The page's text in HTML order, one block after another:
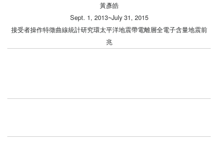
黃彥皓
Sept. 1, 2013~July 31, 2015
接受者操作特徵曲線統計研究環太平洋地震帶電離層全電子含量地震前
兆